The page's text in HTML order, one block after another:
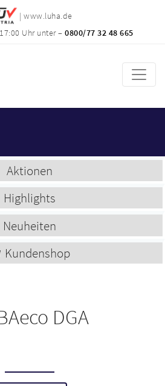
| www.luha.de
Uhr unter –0800/77 32 48 665
Aktionen
Highlights
Neuheiten
Kundenshop
DGA